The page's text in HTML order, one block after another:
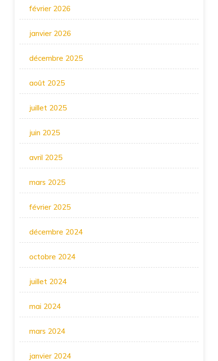
février 2026
janvier 2026
décembre 2025
août 2025
juillet 2025
juin 2025
avril 2025
mars 2025
février 2025
décembre 2024
octobre 2024
juillet 2024
mai 2024
mars 2024
janvier 2024